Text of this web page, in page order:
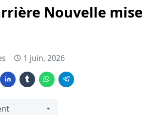
Nouvelle mise
1 juin, 2026